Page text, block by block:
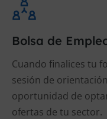
Bolsa de
Cuando finalices tu
sesión de
oportunidad de
ofertas de tu sector.